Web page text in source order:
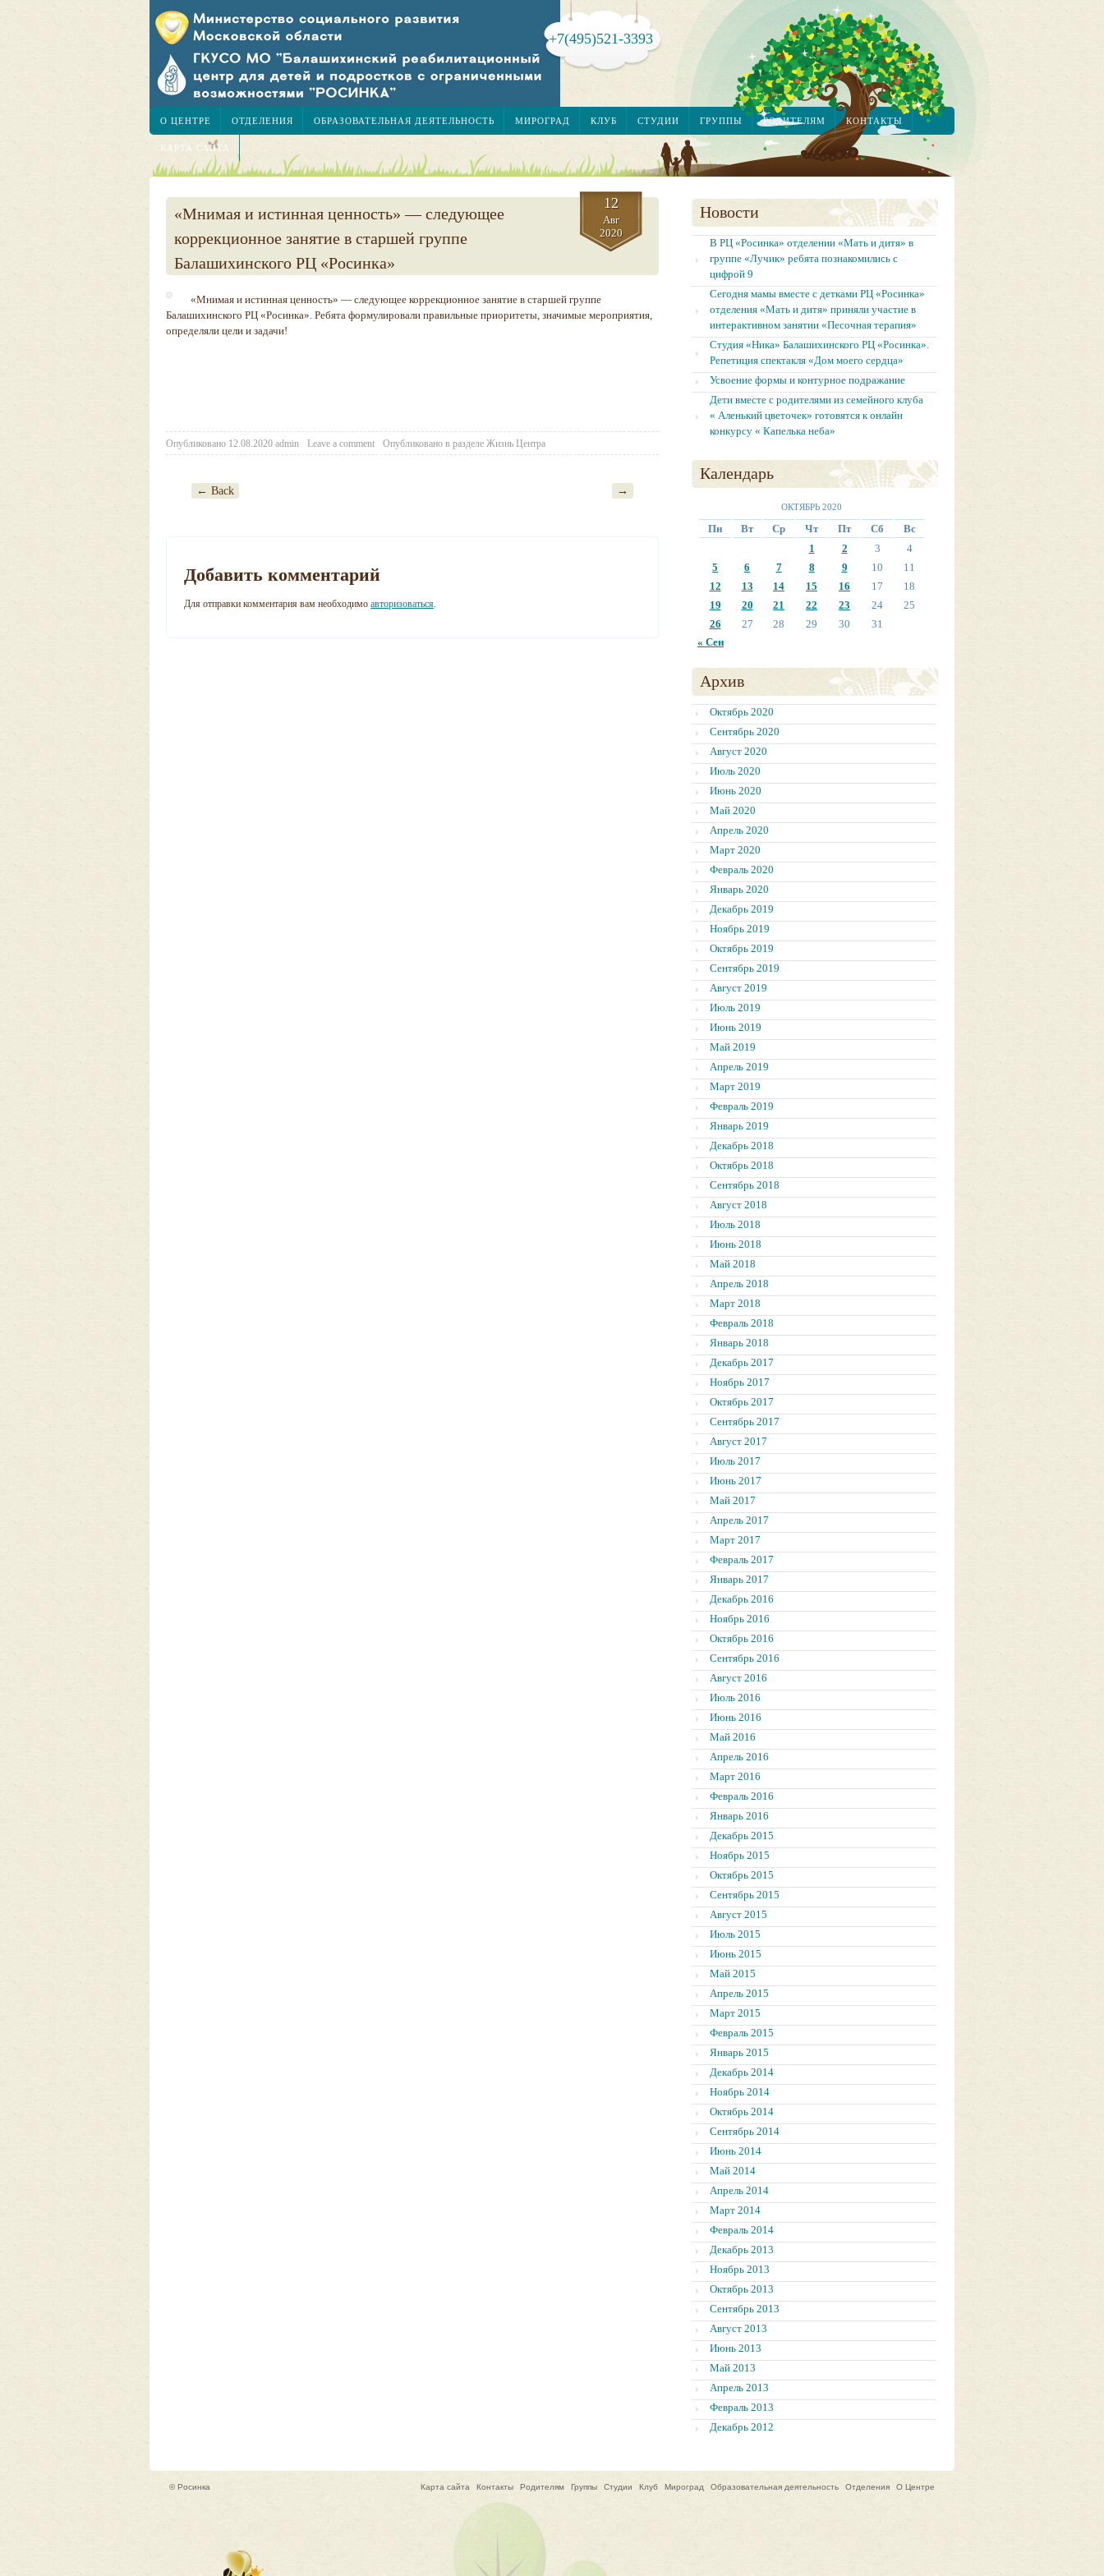
О ЦЕНТРЕ ОТДЕЛЕНИЯ ОБРАЗОВАТЕЛЬНАЯ ДЕЯТЕЛЬНОСТЬ МИРОГРАД КЛУБ СТУДИИ ГРУППЫ РОДИТЕЛЯМ КОНТАКТЫ
КАРТА САЙТА
+7(495)521-3393
«Мнимая и истинная ценность» — следующее
коррекционное занятие в старшей группе
Балашихинского РЦ «Росинка»
12
Авг
2020
«Мнимая и истинная ценность» — следующее коррекционное занятие в старшей группе
Балашихинского РЦ «Росинка». Ребята формулировали правильные приоритеты, значимые мероприятия,
определяли цели и задачи!
Опубликовано 12.08.2020 admin Leave a comment Опубликовано в разделе Жизнь Центра
Post navigation
← Back →
Добавить комментарий
Для отправки комментария вам необходимоавторизоваться.
Новости
В РЦ «Росинка» отделении «Мать и дитя» в
группе «Лучик» ребята познакомились с
цифрой 9
Сегодня мамы вместе с детками РЦ «Росинка»
отделения «Мать и дитя» приняли участие в
интерактивном занятии «Песочная терапия»
Студия «Ника» Балашихинского РЦ «Росинка».
Репетиция спектакля «Дом моего сердца»
Усвоение формы и контурное подражание
Дети вместе с родителями из семейного клуба
« Аленький цветочек» готовятся к онлайн
конкурсу « Капелька неба»
Календарь
ОКТЯБРЬ 2020
Пн Вт Ср Чт Пт Сб
Вс
1
2 3
4
5
6 7 8 9 10
11
12
13 14 15 16 17
18
19
20 21 22 23 24
25
26
27 28 29 30
31
« Сен
Архив
Октябрь 2020
Сентябрь 2020
Август 2020
Июль 2020
Июнь 2020
Май 2020
Апрель 2020
Март 2020
Февраль 2020
Январь 2020
Декабрь 2019
Ноябрь 2019
Октябрь 2019
Сентябрь 2019
Август 2019
Июль 2019
Июнь 2019
Май 2019
Апрель 2019
Март 2019
Февраль 2019
Январь 2019
Декабрь 2018
Октябрь 2018
Сентябрь 2018
Август 2018
Июль 2018
Июнь 2018
Май 2018
Апрель 2018
Март 2018
Февраль 2018
Январь 2018
Декабрь 2017
Ноябрь 2017
Октябрь 2017
Сентябрь 2017
Август 2017
Июль 2017
Июнь 2017
Май 2017
Апрель 2017
Март 2017
Февраль 2017
Январь 2017
Декабрь 2016
Ноябрь 2016
Октябрь 2016
Сентябрь 2016
Август 2016
Июль 2016
Июнь 2016
Май 2016
Апрель 2016
Март 2016
Февраль 2016
Январь 2016
Декабрь 2015
Ноябрь 2015
Октябрь 2015
Сентябрь 2015
Август 2015
Июль 2015
Июнь 2015
Май 2015
Апрель 2015
Март 2015
Февраль 2015
Январь 2015
Декабрь 2014
Ноябрь 2014
Октябрь 2014
Сентябрь 2014
Июнь 2014
Май 2014
Апрель 2014
Март 2014
Февраль 2014
Декабрь 2013
Ноябрь 2013
Октябрь 2013
Сентябрь 2013
Август 2013
Июнь 2013
Май 2013
Апрель 2013
Февраль 2013
Декабрь 2012
© Росинка О Центре
Отделения
Образовательная деятельность
Мироград
Клуб
Студии
Группы
Родителям
Контакты
Карта сайта